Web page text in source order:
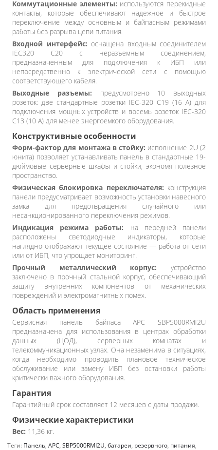
Коммутационные элементы: используются перекидные
контакты, которые обеспечивают надежное и быстрое
переключение между основным и байпасным режимами
работы без разрыва цепи питания.
Входной интерфейс: оснащена входным соединителем
IEC320 C20 с неразъемным соединением,
предназначенным для подключения к ИБП или
непосредственно к электрической сети с помощью
соответствующего кабеля.
Выходные разъемы: предусмотрено 10 выходных
розеток: две стандартные розетки IEC-320 C19 (16 А) для
подключения мощных устройств и восемь розеток IEC-320
C13 (10 А) для менее энергоемкого оборудования.
Конструктивные особенности
Форм-фактор для монтажа в стойку: исполнение 2U (2
юнита) позволяет устанавливать панель в стандартные 19-
дюймовые серверные шкафы и стойки, экономя полезное
пространство.
Физическая блокировка переключателя: конструкция
панели предусматривает возможность установки навесного
замка для предотвращения случайного или
несанкционированного переключения режимов.
Индикация режима работы: на передней панели
расположены светодиодные индикаторы, которые
наглядно отображают текущее состояние — работа от сети
или от ИБП, что упрощает мониторинг.
Прочный металлический корпус: устройство
заключено в прочный стальной корпус, обеспечивающий
защиту внутренних компонентов от механических
повреждений и электромагнитных помех.
Область применения
Сервисная панель байпаса APC SBP5000RMI2U
предназначена для использования в центрах обработки
данных (ЦОД), серверных комнатах и
телекоммуникационных узлах. Она незаменима в ситуациях,
когда необходимо проводить плановое техническое
обслуживание или замену ИБП без остановки работы
критически важного оборудования.
Гарантия
Гарантийный срок составляет 12 месяцев с даты продажи.
Физические характеристики
Вес: 11,36 кг.
Теги: Панель, APC, SBP5000RMI2U, батареи, резервного, питания,